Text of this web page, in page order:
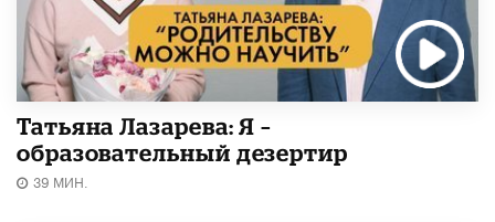
Татьяна Лазарева: Я –
образовательный дезертир
39 МИН.